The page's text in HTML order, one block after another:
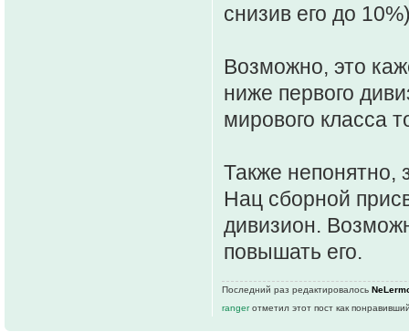
снизив его до
Возможно, это
ниже первого
мирового класса
Также непонятно,
Нац сборной
дивизион.
повышать его.
Последний раз редактировалось
rangerотметил этот пост как